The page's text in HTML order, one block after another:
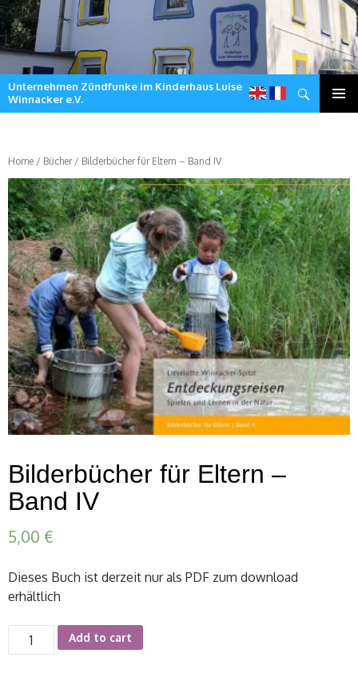
Unternehmen Zündfunke im Kinderhaus Luise
Winnacker e.V.
Suchen
springen
Home / Bücher/ Bilderbücher für Eltern – Band IV
Bilderbücher für Eltern –
Band IV
5,00 €
Dieses Buch ist derzeit nur als PDF zum download
erhältlich
Bilderbücher
für
Add to cart